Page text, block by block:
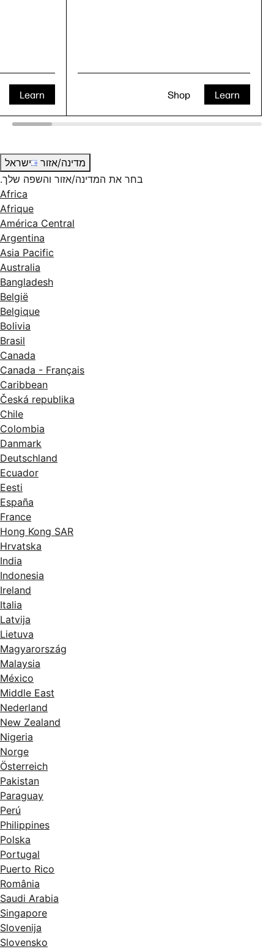
Learn Learn
Shop
מדינה/אזור
ישראל
בחר את המדינה/אזור והשפה שלך.
Africa
Afrique
América Central
Argentina
Asia Pacific
Australia
Bangladesh
België
Belgique
Bolivia
Brasil
Canada
Canada - Français
Caribbean
Česká republika
Chile
Colombia
Danmark
Deutschland
Ecuador
Eesti
España
France
Hong Kong SAR
Hrvatska
India
Indonesia
Ireland
Italia
Latvija
Lietuva
Magyarország
Malaysia
México
Middle East
Nederland
New Zealand
Nigeria
Norge
Österreich
Pakistan
Paraguay
Perú
Philippines
Polska
Portugal
Puerto Rico
România
Saudi Arabia
Singapore
Slovenija
Slovensko